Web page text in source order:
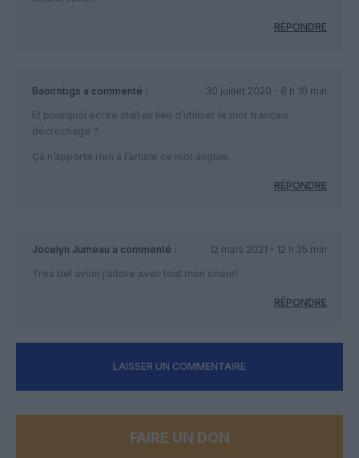
RÉPONDRE
Baoirnbgs a commenté :
30 juillet 2020 - 8 h 10 min
Et pourquoi écrire stall au lieu d’utiliser le mot français
décrochage ?
Ça n’apporte rien à l’article ce mot anglais
RÉPONDRE
Jocelyn Jumeau a commenté :
12 mars 2021 - 12 h 35 min
Tres bel avion j’adore avec tout mon coeur!
RÉPONDRE
LAISSER UN COMMENTAIRE
FAIRE UN DON